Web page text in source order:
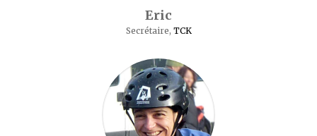
Eric
Secrétaire, TCK